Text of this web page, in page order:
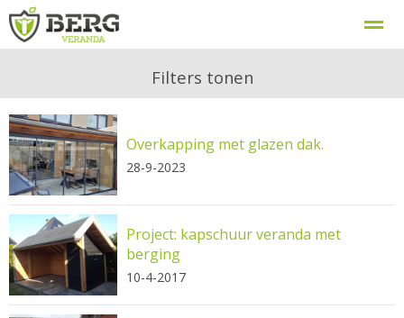
Berg Veranda, uw veranda specialist
Home Zoeken Nieuws Bellen
Filters tonen
Overkapping met glazen dak.
28-9-2023
Project: kapschuur veranda met
berging
10-4-2017